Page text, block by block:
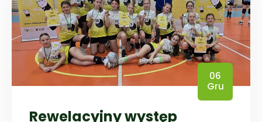
06
Gru
Rewelacyjny występ